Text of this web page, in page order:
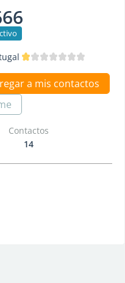
a mis contactos
Contactos
14